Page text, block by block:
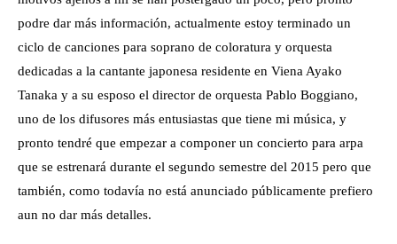
podre dar más información, actualmente estoy terminado un
ciclo de canciones para soprano de coloratura y orquesta
dedicadas a la cantante japonesa residente en Viena Ayako
Tanaka y a su esposo el director de orquesta Pablo Boggiano,
uno de los difusores más entusiastas que tiene mi música, y
pronto tendré que empezar a componer un concierto para arpa
que se estrenará durante el segundo semestre del 2015 pero que
también, como todavía no está anunciado públicamente prefiero
aun no dar más detalles.